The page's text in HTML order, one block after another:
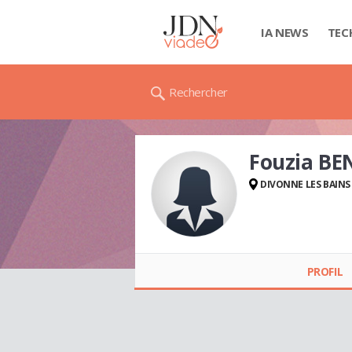
IA NEWS
Rechercher
Fouzia
DIVONNE LES BAINS
PROFIL